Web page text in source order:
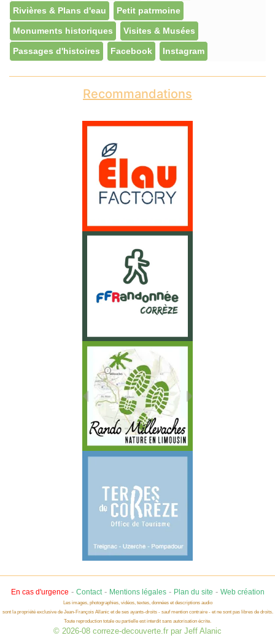
Rivières & Plans d'eau Petit patrmoine
Monuments historiques Visites & Musées
Passages d'histoires Facebook Instagram
Recommandations
En cas d'urgence - Contact- Mentions légales- Plan du site - Web création
Les images, photographies, vidéos, textes, données et descriptions audio
sont la propriété exclusive de Jean-François Allanic et de ses ayants-droits - sauf mention contraire - et ne sont pas libres de droits.
Toute reproduction totale ou partielle est interdit sans autorisation écrite.
© 2026-08 correze-decouverte.fr par Jeff Alanic